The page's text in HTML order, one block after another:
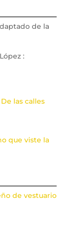
de la
:
las calles
que viste la
de vestuario